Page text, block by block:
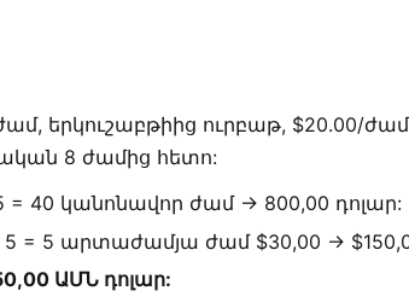
երկուշաբթիից ուրբաթ, $20.00/
8 ժամից հետո:
40 կանոնավոր ժամ → 800,00 դոլար:
= 5 արտաժամյա ժամ $30,00 →
ԱՄՆ դոլար: